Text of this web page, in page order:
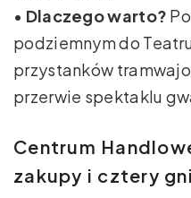
• Dlaczego warto?
podziemnym do
przystanków
przerwie spektaklu
Centrum
zakupy i cztery